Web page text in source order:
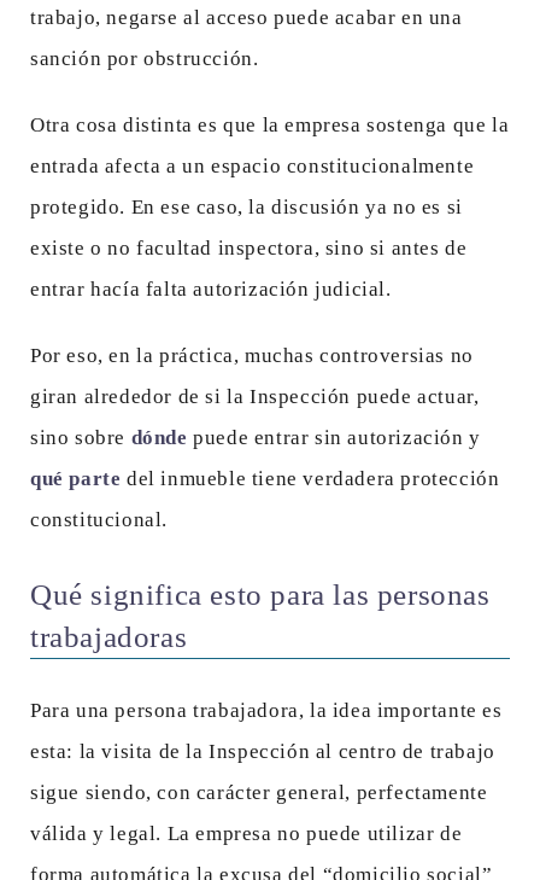
trabajo, negarse al acceso puede acabar en una
sanción por obstrucción.
Otra cosa distinta es que la empresa sostenga que la
entrada afecta a un espacio constitucionalmente
protegido. En ese caso, la discusión ya no es si
existe o no facultad inspectora, sino si antes de
entrar hacía falta autorización judicial.
Por eso, en la práctica, muchas controversias no
giran alrededor de si la Inspección puede actuar,
sino sobre dónde puede entrar sin autorización y
qué parte del inmueble tiene verdadera protección
constitucional.
Qué significa esto para las personas
trabajadoras
Para una persona trabajadora, la idea importante es
esta: la visita de la Inspección al centro de trabajo
sigue siendo, con carácter general, perfectamente
válida y legal. La empresa no puede utilizar de
forma automática la excusa del “domicilio social”